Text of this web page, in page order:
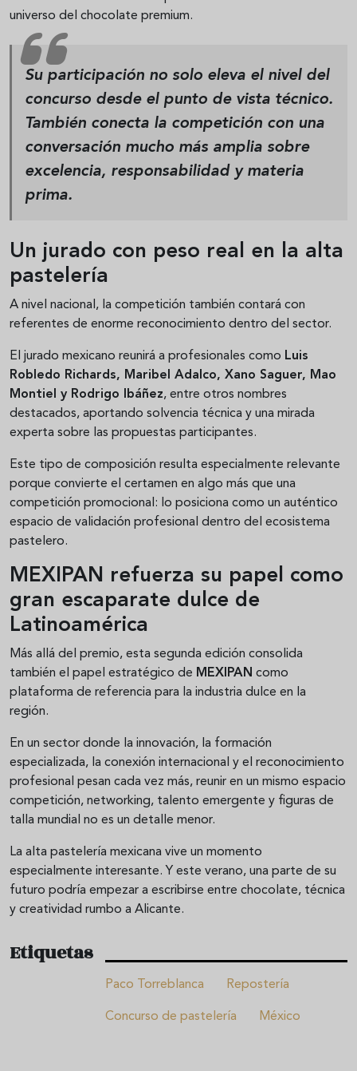
universo del chocolate premium.
Su participación no solo eleva el nivel del
concurso desde el punto de vista técnico.
También conecta la competición con una
conversación mucho más amplia sobre
excelencia, responsabilidad y materia
prima.
Un jurado con peso real en la alta
pastelería
A nivel nacional, la competición también contará con
referentes de enorme reconocimiento dentro del sector.
El jurado mexicano reunirá a profesionales como Luis
Robledo Richards, Maribel Adalco, Xano Saguer, Mao
Montiel y Rodrigo Ibáñez, entre otros nombres
destacados, aportando solvencia técnica y una mirada
experta sobre las propuestas participantes.
Este tipo de composición resulta especialmente relevante
porque convierte el certamen en algo más que una
competición promocional: lo posiciona como un auténtico
espacio de validación profesional dentro del ecosistema
pastelero.
MEXIPAN refuerza su papel como
gran escaparate dulce de
Latinoamérica
Más allá del premio, esta segunda edición consolida
también el papel estratégico de MEXIPAN como
plataforma de referencia para la industria dulce en la
región.
En un sector donde la innovación, la formación
especializada, la conexión internacional y el reconocimiento
profesional pesan cada vez más, reunir en un mismo espacio
competición, networking, talento emergente y figuras de
talla mundial no es un detalle menor.
La alta pastelería mexicana vive un momento
especialmente interesante. Y este verano, una parte de su
futuro podría empezar a escribirse entre chocolate, técnica
y creatividad rumbo a Alicante.
Etiquetas
Paco Torreblanca Repostería
Concurso de pastelería México